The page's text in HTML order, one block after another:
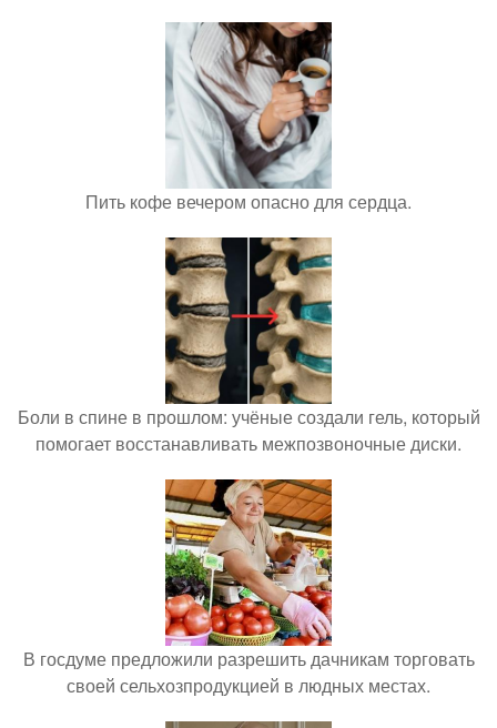
Пить кофе вечером опасно для сердца.
Боли в спине в прошлом: учёные создали гель, который
помогает восстанавливать межпозвоночные диски.
В госдуме предложили разрешить дачникам торговать
своей сельхозпродукцией в людных местах.